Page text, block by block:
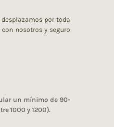
desplazamos por toda
nosotros y seguro
un mínimo de 90-
1000 y 1200).